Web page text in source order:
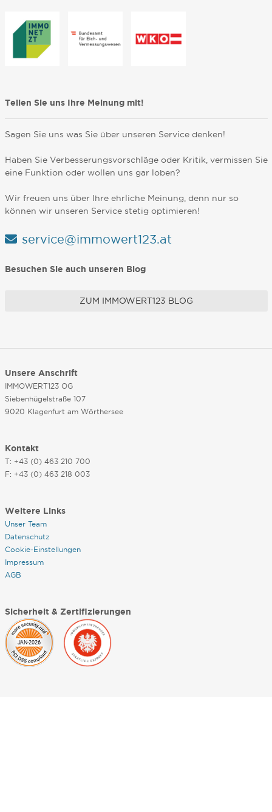
Teilen Sie uns Ihre Meinung mit!
Sagen Sie uns was Sie über unseren Service denken!
Haben Sie Verbesserungsvorschläge oder Kritik, vermissen Sie
eine Funktion oder wollen uns gar loben?
Wir freuen uns über Ihre ehrliche Meinung, denn nur so
können wir unseren Service stetig optimieren!
service@immowert123.at
Besuchen Sie auch unseren Blog
ZUM IMMOWERT123 BLOG
Unsere Anschrift
IMMOWERT123 OG
Siebenhügelstraße 107
9020 Klagenfurt am Wörthersee
Kontakt
T: +43 (0) 463 210 700
F: +43 (0) 463 218 003
Weitere Links
Unser Team
Datenschutz
Cookie-Einstellungen
Impressum
AGB
Sicherheit & Zertifizierungen